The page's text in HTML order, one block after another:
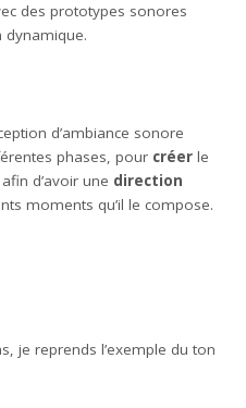
des prototypes sonores
d’ambiance sonore
phases, pour créer le
d’avoir une direction
moments qu’il le compose.
je reprends l’exemple du ton